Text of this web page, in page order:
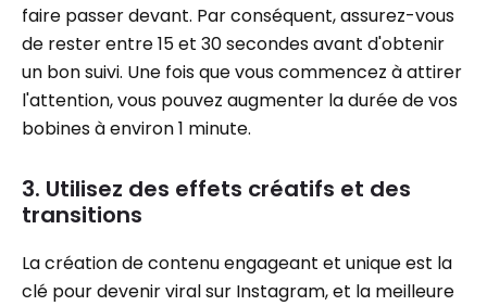
faire passer devant. Par conséquent, assurez-vous
de rester entre 15 et 30 secondes avant d'obtenir
un bon suivi. Une fois que vous commencez à attirer
l'attention, vous pouvez augmenter la durée de vos
bobines à environ 1 minute.
3. Utilisez des effets créatifs et des
transitions
La création de contenu engageant et unique est la
clé pour devenir viral sur Instagram, et la meilleure